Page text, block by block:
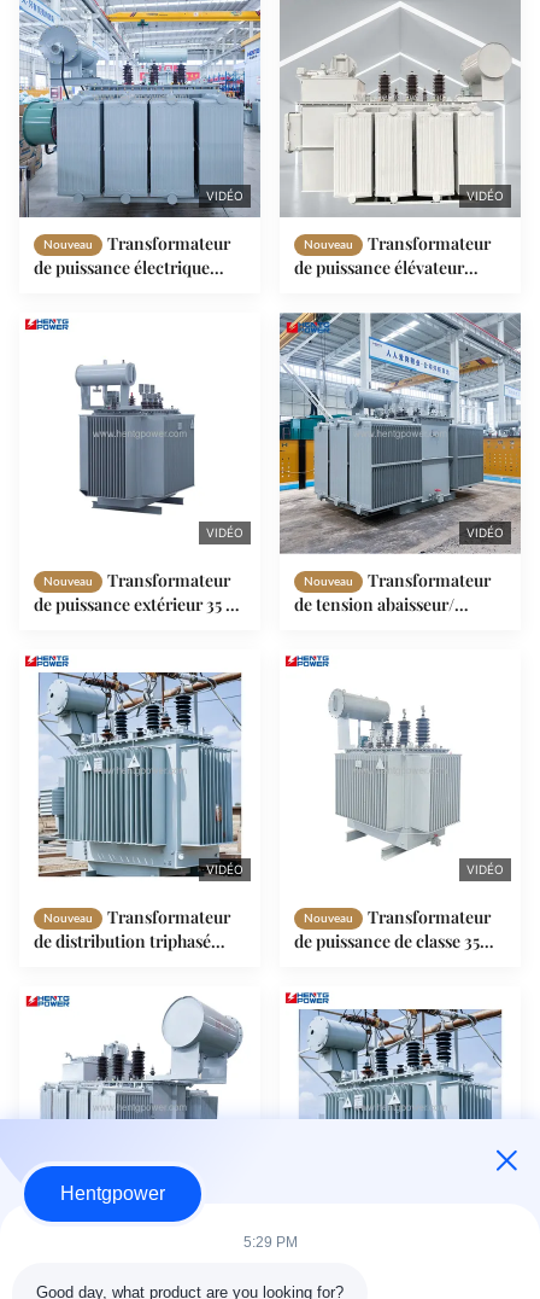
VIDÉO
Nouveau
Transformateur
de puissance électrique
630KVA résistant à la
corrosion
VIDÉO
Nouveau
Transformateur
de puissance élévateur
transformateur de
distribution à bain d'huile
1600 kVA 2500 kVA 3150
kVA
VIDÉO
Nouveau
Transformateur
de puissance extérieur 35 kV
double enroulement, avec
surveillance intelligente
VIDÉO
Nouveau
Transformateur
de tension abaisseur/
industrielle 200kVA 315kVA
400kVA Forme
rectangulaire
VIDÉO
Nouveau
Transformateur
de distribution triphasé
VIDÉO
Nouveau
Transformateur
de puissance de classe 35
triphasé, immergé dans
l'huile, 30 kVA à 1000 kVA
Hentgpower
5:29 PM
Good day, what product are you looking for?